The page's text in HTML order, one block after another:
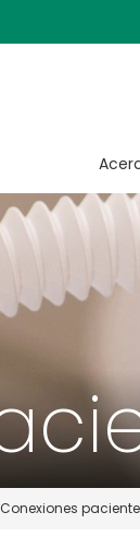
Conexiones paciente